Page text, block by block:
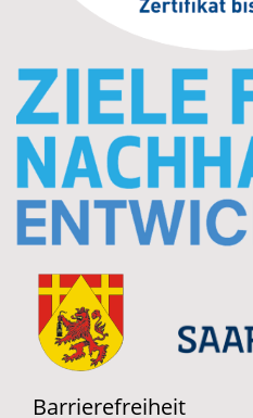
Barrierefreiheit